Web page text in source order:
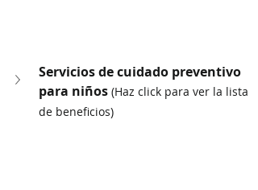
Servicios de cuidado preventivo
para niños (Haz click para ver la lista
de beneficios)